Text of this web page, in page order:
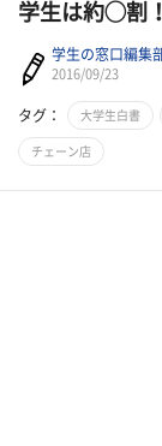
学生は約◯割
学生の窓口編集
2016/09/23
タグ： 大学生白書
チェーン店